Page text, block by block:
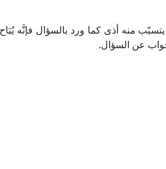
منه أذى كما ورد بالسؤال فإنَّه
عن السؤال.